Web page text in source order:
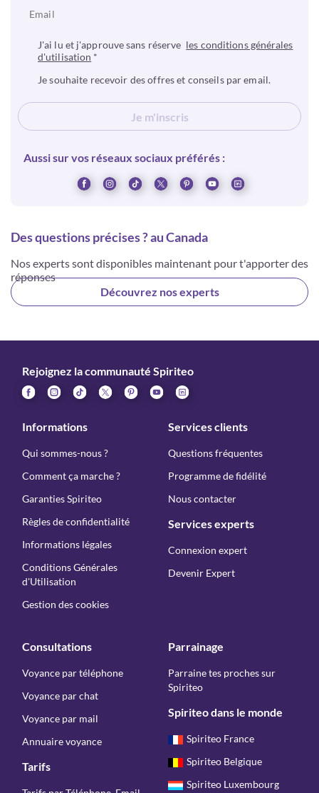
J'ai lu et j'approuve sans réserve les conditions générales
d'utilisation *
Je souhaite recevoir des offres et conseils par email.
Je m'inscris
Aussi sur vos réseaux sociaux préférés :
Des questions précises ? au Canada
Nos experts sont disponibles maintenant pour t'apporter des
réponses
Découvrez nos experts
Rejoignez la communauté Spiriteo
Informations
Qui sommes-nous ?
Comment ça marche ?
Garanties Spiriteo
Règles de confidentialité
Informations légales
Conditions Générales
d'Utilisation
Gestion des cookies
Services clients
Questions fréquentes
Programme de fidélité
Nous contacter
Services experts
Connexion expert
Devenir Expert
Consultations
Voyance par téléphone
Voyance par chat
Voyance par mail
Annuaire voyance
Tarifs
Parrainage
Parraine tes proches sur
Spiriteo
Spiriteo dans le monde
Spiriteo France
Spiriteo Belgique
Spiriteo Luxembourg